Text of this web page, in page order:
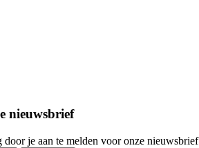
nieuwsbrief
je aan te melden voor onze nieuwsbrief